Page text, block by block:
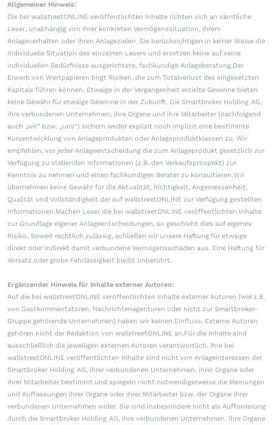
Allgemeiner Hinweis:
Die bei wallstreetONLINE veröffentlichten Inhalte richten sich an sämtliche
Leser, unabhängig von ihrer konkreten Vermögenssituation, ihrem
Anlageverhalten oder ihren Anlagezielen. Sie berücksichtigen in keiner Weise die
individuelle Situation des einzelnen Lesers und ersetzen keine auf seine
individuellen Bedürfnisse ausgerichtete, fachkundige Anlageberatung.Der
Erwerb von Wertpapieren birgt Risiken, die zum Totalverlust des eingesetzten
Kapitals führen können. Etwaige in der Vergangenheit erzielte Gewinne bieten
keine Gewähr für etwaige Gewinne in der Zukunft. Die Smartbroker Holding AG,
ihre verbundenen Unternehmen, ihre Organe und ihre Mitarbeiter (nachfolgend
auch „wir“ bzw. „uns“) sichern weder explizit noch implizit eine bestimmte
Kursentwicklung von Anlageprodukten oder Anlageproduktklassen zu. Wir
empfehlen, vor jeder Anlageentscheidung die zum Anlageprodukt gesetzlich zur
Verfügung zu stellenden Informationen (z.B. den Verkaufsprospekt) zur
Kenntnis zu nehmen und einen fachkundigen Berater zu konsultieren.Wir
übernehmen keine Gewähr für die Aktualität, Richtigkeit, Angemessenheit,
Qualität und Vollständigkeit der auf wallstreetONLINE zur Verfügung gestellten
Informationen.Machen Leser die bei wallstreetONLINE veröffentlichten Inhalte
zur Grundlage eigener Anlageentscheidungen, so geschieht dies auf eigenes
Risiko. Soweit rechtlich zulässig, schließen wir unsere Haftung für etwaige
direkt oder indirekt damit verbundene Vermögensschäden aus. Eine Haftung für
Vorsatz oder grobe Fahrlässigkeit bleibt unberührt.
Ergänzender Hinweis für Inhalte externer Autoren:
Auf die bei wallstreetONLINE veröffentlichten Inhalte externer Autoren (wie z.B.
von Gastkommentatoren, Nachrichtenagenturen oder nicht zur Smartbroker-
Gruppe gehörende Unternehmen) haben wir keinen Einfluss. Externe Autoren
gehören nicht der Redaktion von wallstreetONLINE an.Für die Inhalte sind
ausschließlich die jeweiligen externen Autoren verantwortlich. Ihre bei
wallstreetONLINE veröffentlichten Inhalte sind nicht von Anlageinteressen der
Smartbroker Holding AG, ihrer verbundenen Unternehmen, ihrer Organe oder
ihrer Mitarbeiter bestimmt und spiegeln nicht notwendigerweise die Meinungen
und Auffassungen ihrer Organe oder ihrer Mitarbeiter bzw. der Organe ihrer
verbundenen Unternehmen wider. Sie sind insbesondere nicht als Aufforderung
durch die Smartbroker Holding AG, ihre verbundenen Unternehmen, ihre Organe